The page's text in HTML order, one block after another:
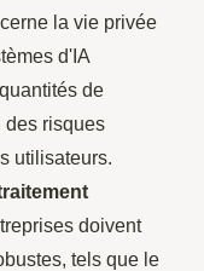
la vie privée
d'IA
de
des risques
utilisateurs.
doivent
tels que le